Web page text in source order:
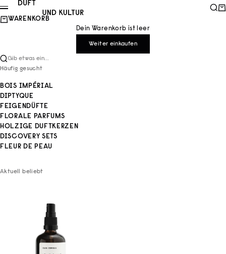
Zum Inhalt springen
Duft und Kultur
Menü
WARENKORB
Dein Warenkorb ist leer
Weiter einkaufen
Gib etwas ein...
Häufig gesucht
BOIS IMPÉRIAL
DIPTYQUE
FEIGENDÜFTE
FLORALE PARFUMS
HOLZIGE DUFTKERZEN
DISCOVERY SETS
FLEUR DE PEAU
Aktuell beliebt